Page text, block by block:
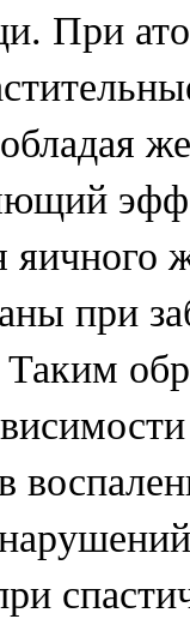
При
при